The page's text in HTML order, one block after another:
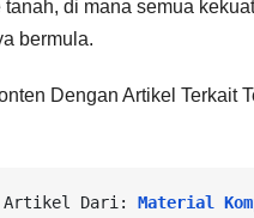
tanah, di mana semua
bermula.
Dengan Artikel Terkait
Artikel Dari: Material